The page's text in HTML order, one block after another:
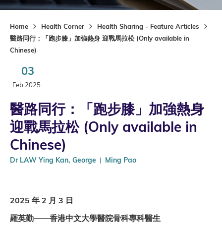
Home Health Corner
Health Sharing - Feature Articles
醫路同行：「跑步膝」加強熱身 迎戰馬拉松 (Only available in
Chinese)
03
Feb 2025
醫路同行：「跑步膝」加強熱身
迎戰馬拉松 (Only available in
Chinese)
Dr LAW Ying Kan, George Ming Pao
2025 年 2 月 3 日
羅英勤——香港中文大學醫院骨科專科醫生